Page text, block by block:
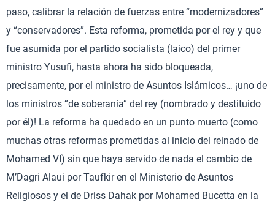
paso, calibrar la relación de fuerzas entre “modernizadores”
y “conservadores”. Esta reforma, prometida por el rey y que
fue asumida por el partido socialista (laico) del primer
ministro Yusufi, hasta ahora ha sido bloqueada,
precisamente, por el ministro de Asuntos Islámicos… ¡uno de
los ministros “de soberanía” del rey (nombrado y destituido
por él)! La reforma ha quedado en un punto muerto (como
muchas otras reformas prometidas al inicio del reinado de
Mohamed VI) sin que haya servido de nada el cambio de
M’Dagri Alaui por Taufkir en el Ministerio de Asuntos
Religiosos y el de Driss Dahak por Mohamed Bucetta en la